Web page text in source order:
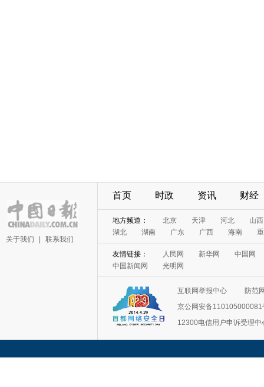
关于我们 联系我们
首页 时政 资讯 财经
地方频道： 北京 天津 河北
山西
湖北
湖南 广东 广西 海南
友情链接： 人民网 新华网
中国网
中国新闻网
光明网
互联网举报中心
防范
京公网安备110105000081
12300电信用户申诉受理中